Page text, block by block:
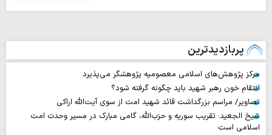
پربازدیدترین
مرکز پژوهش‌های اسلامی معصومیه پژوهشگر می‌پذیرد
انتقام خون رهبر شهید باید چگونه گرفته شود؟
تصاویر/ مراسم بزرگداشت قائد شهید امت از سوی آیت‌الله اراکی
شیخ الجعید: تقریب سوریه و حزب‌الله، گامی مبارک در مسیر وحدت امت
اسلامی است